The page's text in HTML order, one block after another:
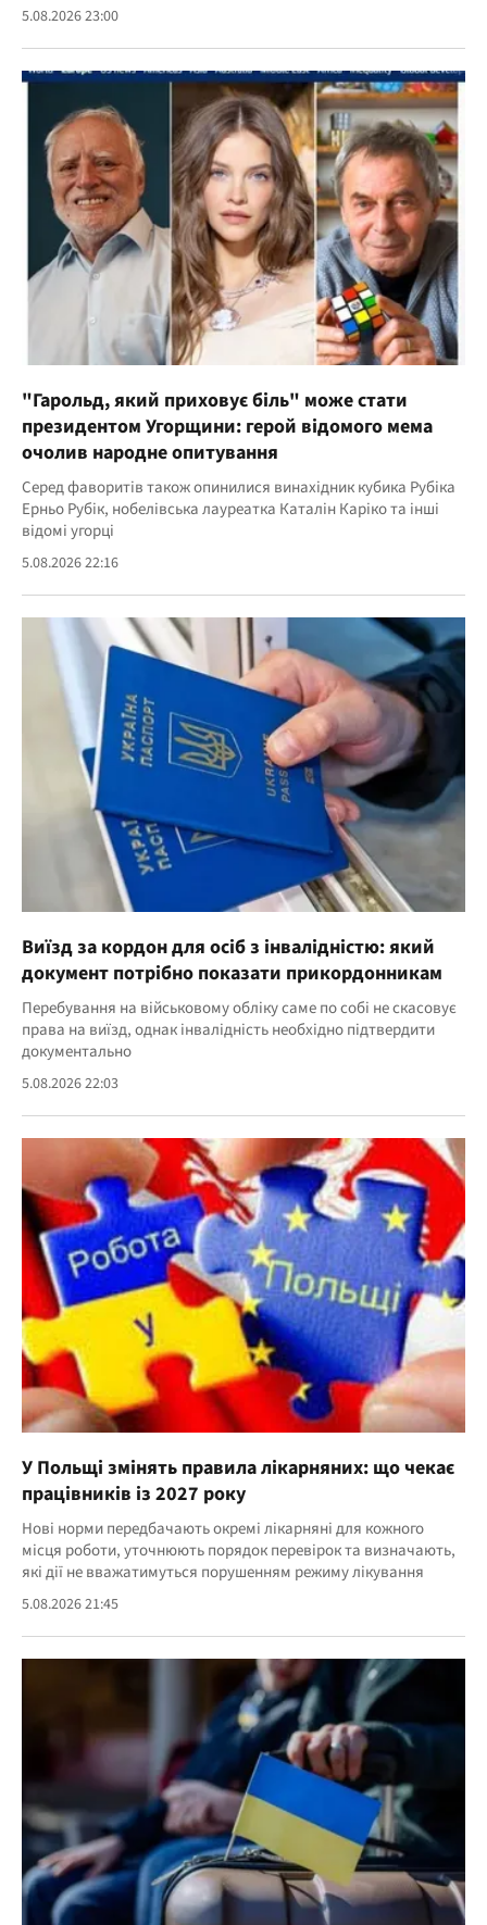
5.08.2026 23:00
"Гарольд, який приховує біль" може стати
президентом Угорщини: герой відомого мема
очолив народне опитування
Серед фаворитів також опинилися винахідник кубика Рубіка
Ерньо Рубік, нобелівська лауреатка Каталін Каріко та інші
відомі угорці
5.08.2026 22:16
Виїзд за кордон для осіб з інвалідністю: який
документ потрібно показати прикордонникам
Перебування на військовому обліку саме по собі не скасовує
права на виїзд, однак інвалідність необхідно підтвердити
документально
5.08.2026 22:03
У Польщі змінять правила лікарняних: що чекає
працівників із 2027 року
Нові норми передбачають окремі лікарняні для кожного
місця роботи, уточнюють порядок перевірок та визначають,
які дії не вважатимуться порушенням режиму лікування
5.08.2026 21:45